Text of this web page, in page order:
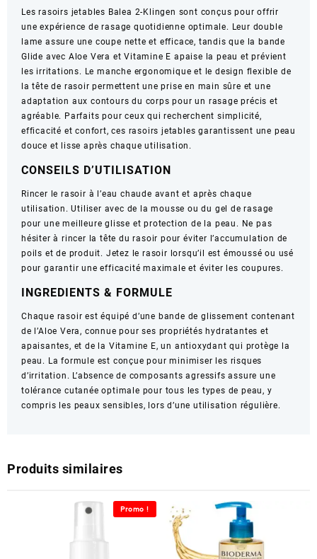
Einweg
Rasierer
–
Rasage
doux
et
précis
–
10
Stück
Les rasoirs jetables Balea 2-Klingen sont conçus pour offrir
une expérience de rasage quotidienne optimale. Leur double
lame assure une coupe nette et efficace, tandis que la bande
Glide avec Aloe Vera et Vitamine E apaise la peau et prévient
les irritations. Le manche ergonomique et le design flexible de
la tête de rasoir permettent une prise en main sûre et une
adaptation aux contours du corps pour un rasage précis et
agréable. Parfaits pour ceux qui recherchent simplicité,
efficacité et confort, ces rasoirs jetables garantissent une peau
douce et lisse après chaque utilisation.
CONSEILS D’UTILISATION
Rincer le rasoir à l’eau chaude avant et après chaque
utilisation. Utiliser avec de la mousse ou du gel de rasage
pour une meilleure glisse et protection de la peau. Ne pas
hésiter à rincer la tête du rasoir pour éviter l’accumulation de
poils et de produit. Jetez le rasoir lorsqu’il est émoussé ou usé
pour garantir une efficacité maximale et éviter les coupures.
INGREDIENTS & FORMULE
Chaque rasoir est équipé d’une bande de glissement contenant
de l’Aloe Vera, connue pour ses propriétés hydratantes et
apaisantes, et de la Vitamine E, un antioxydant qui protège la
peau. La formule est conçue pour minimiser les risques
d’irritation. L’absence de composants agressifs assure une
tolérance cutanée optimale pour tous les types de peau, y
compris les peaux sensibles, lors d’une utilisation régulière.
Produits similaires
Promo !